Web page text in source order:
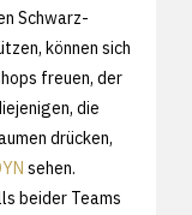
Schwarz-
können sich
freuen, der
die
drücken,
sehen.
beider Teams